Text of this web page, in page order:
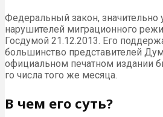
Федеральный закон, значительно
нарушителей миграционного
Госдумой 21.12.2013. Его
большинство представителей
официальном печатном издании
го числа того же месяца.
В чем его суть?